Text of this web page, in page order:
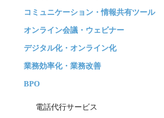
コミュニケーション・情報共有ツール
オンライン会議・ウェビナー
デジタル化・オンライン化
業務効率化・業務改善
BPO
電話代行サービス